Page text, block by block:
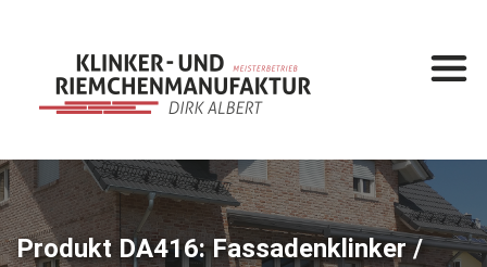
Produkt DA416: Fassadenklinker /
Startseite
Leistungen
Klinkermanufaktur
Klinkerbau